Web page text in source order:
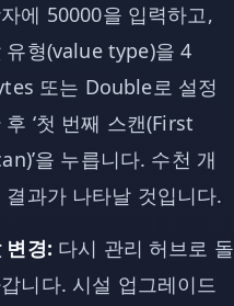
에 50000을 입력하고,
유형(value type)을 4
또는 Double로 설정
후 ‘첫 번째 스캔(First
을 누릅니다. 수천 개
결과가 나타날 것입니다.
변경: 다시 관리 허브로 돌
니다. 시설 업그레이드